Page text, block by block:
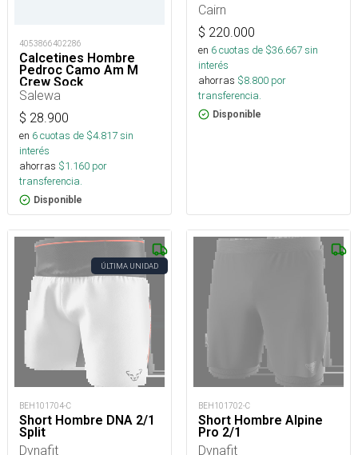
4053866402286
Calcetines Hombre
Pedroc Camo Am M
Crew Sock
Salewa
$ 28.900
en 6cuotas de $4.817sin
interés
ahorras $1.160 por
transferencia.
Disponible
Cairn
$ 220.000
en 6cuotas de $36.667sin
interés
ahorras $8.800 por
transferencia.
Disponible
ÚLTIMA UNIDAD
BEH101704-C
Short Hombre DNA 2/1
Split
Dynafit
BEH101702-C
Short Hombre Alpine
Pro 2/1
Dynafit